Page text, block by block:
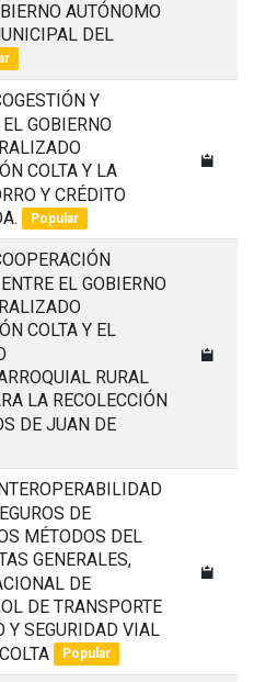
AUTÓNOMO
DEL
Y
GOBIERNO
COLTA Y LA
Y CRÉDITO
Popular
EL GOBIERNO
COLTA Y EL
RURAL
LA RECOLECCIÓN
DE JUAN DE
DE
MÉTODOS DEL
GENERALES,
DE
DE TRANSPORTE
Y SEGURIDAD VIAL
Popular